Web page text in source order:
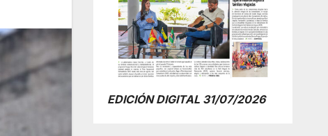
EDICIÓN DIGITAL 31/07/2026